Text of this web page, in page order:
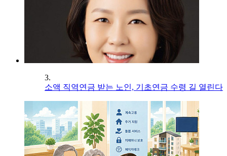
3.
소액 직역연금 받는 노인, 기초연금 수령 길 열린다